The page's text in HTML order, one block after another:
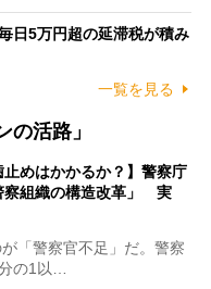
日5万円超の延滞税が積み
一覧を見る
活路」
止めはかかるか？】警察庁
察組織の構造改革」 実
「警察官不足」だ。警察
の1以…